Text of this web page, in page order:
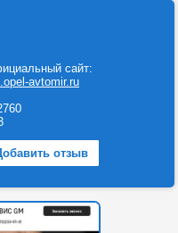
сайт:
avtomir.ru
отзыв